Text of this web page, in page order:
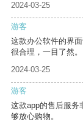
2024-03-25
游客
这款办公软件的界
很合理，一目了然。
2024-03-25
游客
这款app的售后服务
够放心购物。